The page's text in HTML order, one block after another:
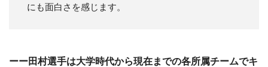
にも面白さを感じます。
ーー田村選手は大学時代から現在までの各所属チームでキ